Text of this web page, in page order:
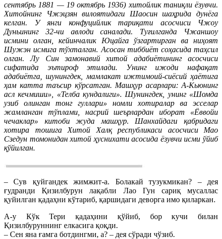
сентябрь 1881 — 19 октябрь 1936) хитойлик таниқли ёзувчи.
Хитойнинг Чжэцзян вилоятидаги Шаосин шаҳрида дунёга
келган. У янги конфуцийлик тариқати асосчиси Чжоу
Дуньининг 32-чи авлоди саналади. Туғилганда Чжаншоу
исмини олган, кейинчалик Юцайга ўзгартирган ва ниҳоят
Шужэн исмига тўхталган. Асосан тиббиёт соҳасида таҳсил
олган. Лу Син замонавий хитой адабиётининг асосчиси
сифатида эътироф этилади. Унинг ижоди нафақат
адабиётга, шунингдек, мамлакат ижтимоий-сиёсий ҳаётига
ҳам катта таъсир кўрсатган. Машҳур асарлари: А-Кьюнинг
асл кечмиши», «Телба кундалиги». Шунингдек, унинг «Шомда
узиб олинган тонг гуллари» номли хотиралар ва эсселар
жамланган тўплами, насрий шеърлардан иборат «Ёввойи
чечаклар» китоби жуда машҳур. Шанхайдаги қабридаги
хотира тошига Хитой Халқ республикаси асосчиси Мао
Сзедун томонидан хитой ҳуснихати асосида ёзувчи исми ўйиб
қўйилган.
– Сув қуйгандек жимжит-а. Болакай тузукмикан? – дея
ғудранди Қизилбурун лақабли Лао Гун сариқ мусаллас
қуйилган қадаҳни кўтариб, қаршидаги деворга имо қиларкан.
А-у Кўк Тери қадаҳини қўйиб, бор кучи билан
Қизилбуруннинг елкасига қоқди.
– Сен яна ғамга ботдингми, а? – дея сўради чўзиб.